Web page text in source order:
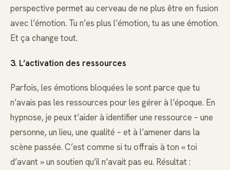
perspective permet au cerveau de ne plus être en fusion
avec l’émotion. Tu n’es plus l’émotion, tu as une émotion.
Et ça change tout.
3. L’activation des ressources
Parfois, les émotions bloquées le sont parce que tu
n’avais pas les ressources pour les gérer à l’époque. En
hypnose, je peux t’aider à identifier une ressource – une
personne, un lieu, une qualité – et à l’amener dans la
scène passée. C’est comme si tu offrais à ton « toi
d’avant » un soutien qu’il n’avait pas eu. Résultat :